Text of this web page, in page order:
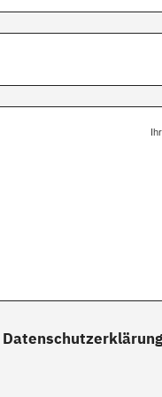
Datenschutzerklärung